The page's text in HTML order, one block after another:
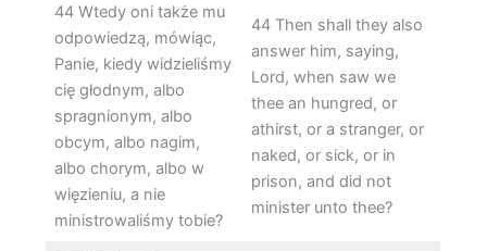
44 Wtedy oni także mu
odpowiedzą, mówiąc,
Panie, kiedy widzieliśmy
cię głodnym, albo
spragnionym, albo
obcym, albo nagim,
albo chorym, albo w
więzieniu, a nie
ministrowaliśmy tobie?
44 Then shall they also
answer him, saying,
Lord, when saw we
thee an hungred, or
athirst, or a stranger, or
naked, or sick, or in
prison, and did not
minister unto thee?